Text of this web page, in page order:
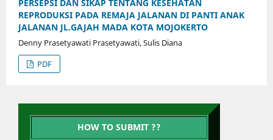
PERSEPSI DAN SIKAP TENTANG KESEHATAN
REPRODUKSI PADA REMAJA JALANAN DI PANTI ANAK
JALANAN JL.GAJAH MADA KOTA MOJOKERTO
Denny Prasetyawati Prasetyawati, Sulis Diana
PDF
HOW TO SUBMIT ??